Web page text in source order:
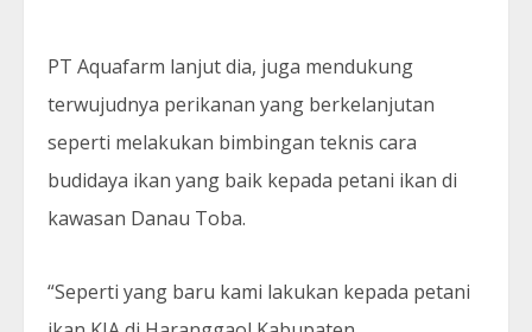
PT Aquafarm lanjut dia, juga mendukung
terwujudnya perikanan yang berkelanjutan
seperti melakukan bimbingan teknis cara
budidaya ikan yang baik kepada petani ikan di
kawasan Danau Toba.
“Seperti yang baru kami lakukan kepada petani